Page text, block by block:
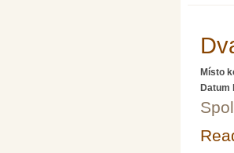
Místo
Datum